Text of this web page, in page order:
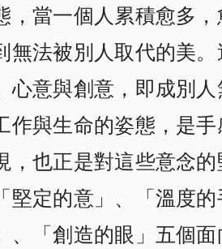
，當一個人累積愈多
無法被別人取代的美。
意與創意， 即成別
作與生命的姿態， 是
，也正是對這些意念
堅定的意」、「溫度
、「創造的眼」五個